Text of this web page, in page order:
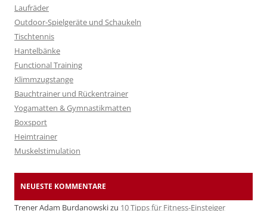
Laufräder
Outdoor-Spielgeräte und Schaukeln
Tischtennis
Hantelbänke
Functional Training
Klimmzugstange
Bauchtrainer und Rückentrainer
Yogamatten & Gymnastikmatten
Boxsport
Heimtrainer
Muskelstimulation
NEUESTE KOMMENTARE
Trener Adam Burdanowskizu 10 Tipps für Fitness-Einsteiger